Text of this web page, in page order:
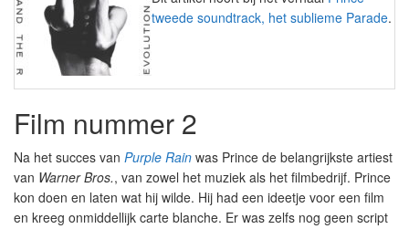
tweede soundtrack, het sublieme Parade.
Film nummer 2
Na het succes van Purple Rain was Prince de belangrijkste artiest
van Warner Bros., van zowel het muziek als het filmbedrijf. Prince
kon doen en laten wat hij wilde. Hij had een ideetje voor een film
en kreeg onmiddellijk carte blanche. Er was zelfs nog geen script